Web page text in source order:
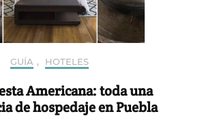
GUÍA , HOTELES
Americana: toda una
de hospedaje en Puebla